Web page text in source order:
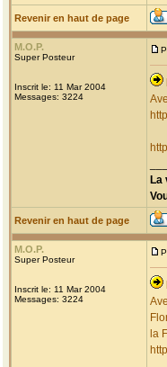
Revenir en haut de page
M.O.P.
Super Posteur
Inscrit le: 11 Mar 2004
Messages: 3224
La
Revenir en haut de page
M.O.P.
Super Posteur
Inscrit le: 11 Mar 2004
Messages: 3224
la